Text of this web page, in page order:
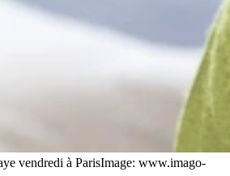
vendredi à ParisImage: www.imago-